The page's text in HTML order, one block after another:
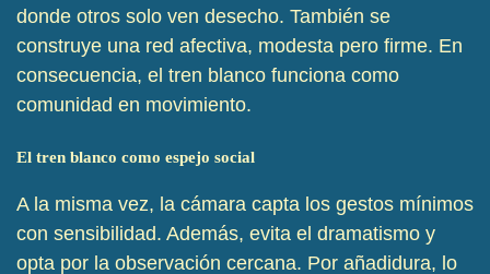
donde otros solo ven desecho. También se
construye una red afectiva, modesta pero firme. En
consecuencia, el tren blanco funciona como
comunidad en movimiento.
El tren blanco como espejo social
A la misma vez, la cámara capta los gestos mínimos
con sensibilidad. Además, evita el dramatismo y
opta por la observación cercana. Por añadidura, lo